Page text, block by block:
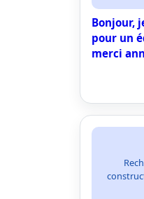
Bonjour,
pour un
merci ann